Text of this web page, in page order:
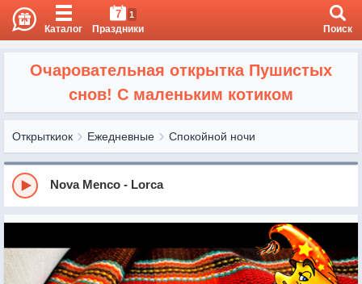
Каталог
7 1
Праздники Поиск
Очаровательная открытка Пушистых
снов! С маленьким котиком
Открыткиок Ежедневные Спокойной ночи
Nova Menco - Lorca